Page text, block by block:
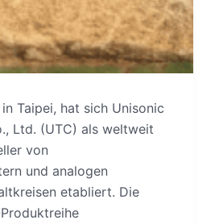
Taipei, hat sich Unisonic
Ltd. (UTC) als weltweit
von
und analogen
etabliert. Die